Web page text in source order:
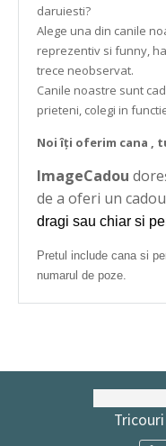
daruiesti?
Alege una din canile
reprezentiv si funny,
trece neobservat.
Canile noastre sunt
prieteni, colegi in
Noi îți oferim cana ,
ImageCadou
de a oferi un
dragi sau chiar si
Pretul include cana si
numarul de poze.